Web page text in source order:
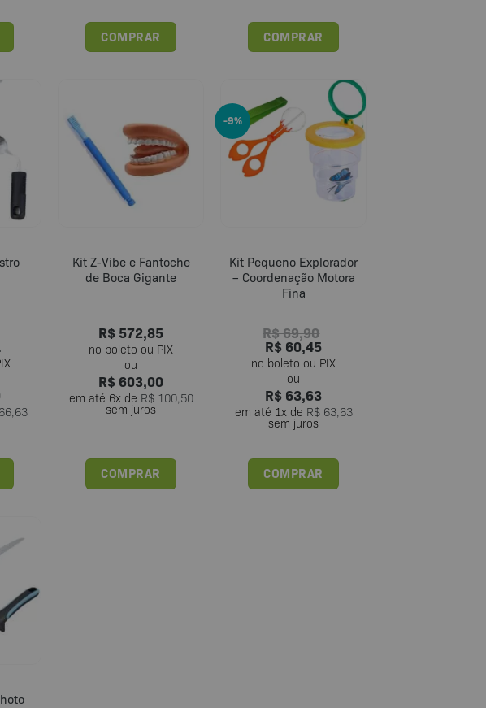
COMPRAR COMPRAR
Kit Z-Vibe e Fantoche
de Boca Gigante
R$ 572,85
R$ 603,00
em até 6x de R$100,50
sem juros
COMPRAR
-9%
Kit Pequeno Explorador
– Coordenação Motora
Fina
R$69,90
R$ 60,45
R$ 63,63
em até 1x de R$63,63
sem juros
COMPRAR